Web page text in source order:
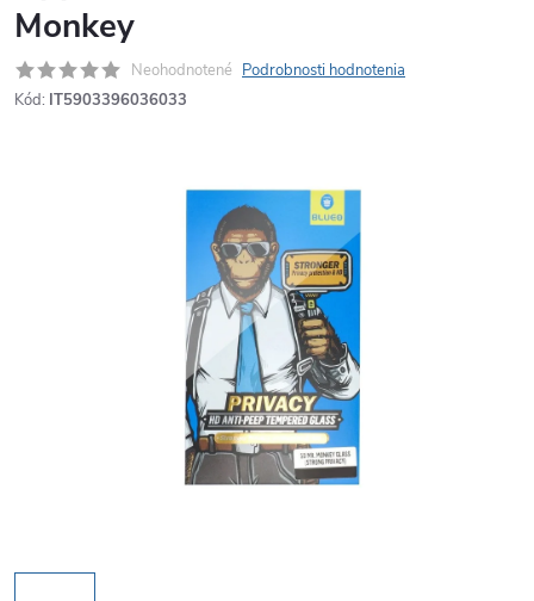
Monkey
Neohodnotené Podrobnosti hodnotenia
Kód: IT5903396036033